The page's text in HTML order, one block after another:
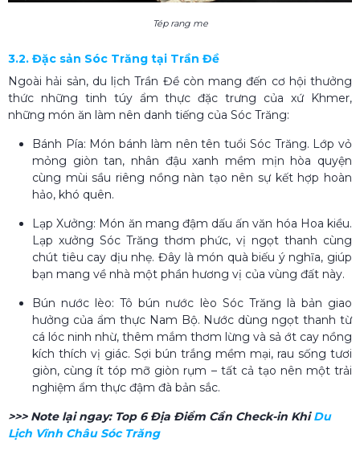
Tép rang me
3.2. Đặc sản Sóc Trăng tại Trần Đề
Ngoài hải sản, du lịch Trần Đề còn mang đến cơ hội thưởng
thức những tinh túy ẩm thực đặc trưng của xứ Khmer,
những món ăn làm nên danh tiếng của Sóc Trăng:
Bánh Pía: Món bánh làm nên tên tuổi Sóc Trăng. Lớp vỏ
mỏng giòn tan, nhân đậu xanh mềm mịn hòa quyện
cùng mùi sầu riêng nồng nàn tạo nên sự kết hợp hoàn
hảo, khó quên.
Lạp Xưởng: Món ăn mang đậm dấu ấn văn hóa Hoa kiều.
Lạp xưởng Sóc Trăng thơm phức, vị ngọt thanh cùng
chút tiêu cay dịu nhẹ. Đây là món quà biếu ý nghĩa, giúp
bạn mang về nhà một phần hương vị của vùng đất này.
Bún nước lèo: Tô bún nước lèo Sóc Trăng là bản giao
hưởng của ẩm thực Nam Bộ. Nước dùng ngọt thanh từ
cá lóc ninh nhừ, thêm mắm thơm lừng và sả ớt cay nồng
kích thích vị giác. Sợi bún trắng mềm mại, rau sống tươi
giòn, cùng ít tóp mỡ giòn rụm – tất cả tạo nên một trải
nghiệm ẩm thực đậm đà bản sắc.
>>> Note lại ngay: Top 6 Địa Điểm Cần Check-in KhiDu
Lịch Vĩnh Châu Sóc Trăng